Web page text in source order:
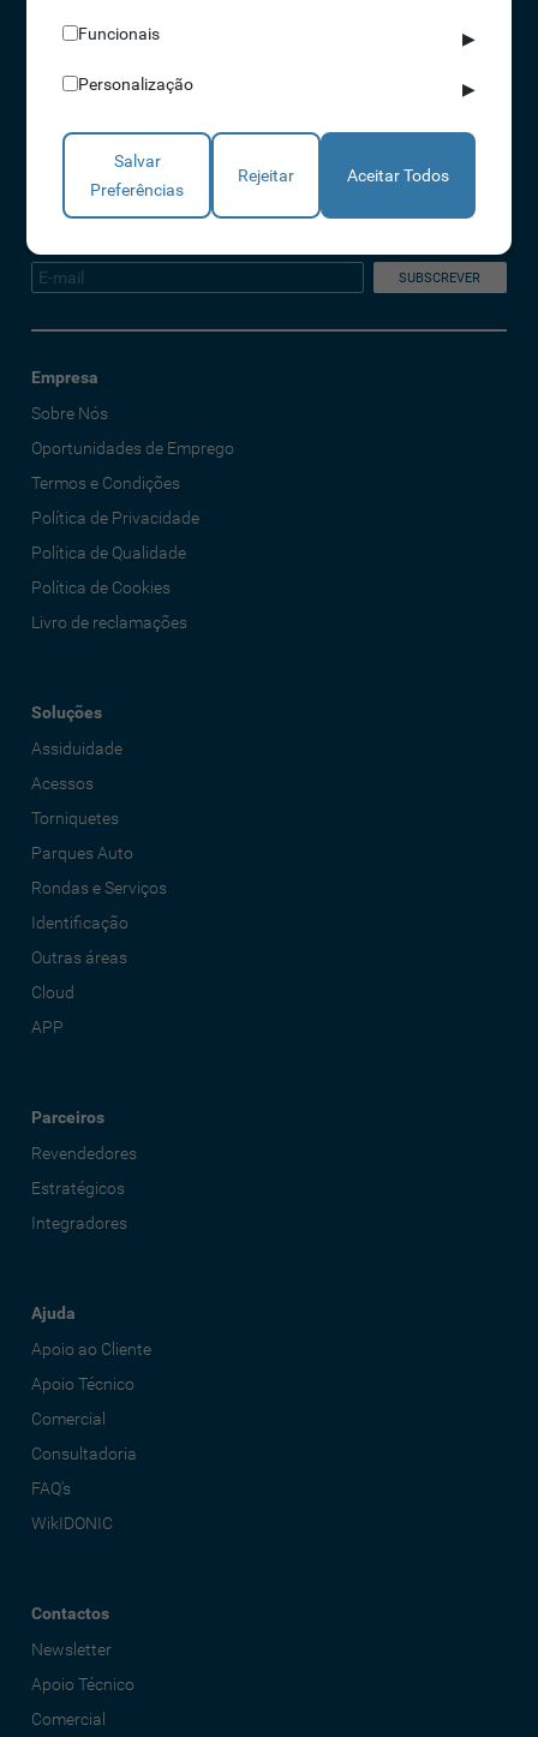
A IDONIC assegura que os dados fornecidos são apenas tratados pela
empresa, de forma segura e confidencial. Mais informações referentes à
Política de Privacidade
Empresa
Sobre Nós
Oportunidades de Emprego
Termos e Condições
Política de Privacidade
Política de Qualidade
Política de Cookies
Livro de reclamações
Soluções
Assiduidade
Acessos
Torniquetes
Parques Auto
Rondas e Serviços
Identificação
Outras áreas
Cloud
APP
Parceiros
Revendedores
Estratégicos
Integradores
Ajuda
Apoio ao Cliente
Apoio Técnico
Comercial
Consultadoria
FAQ's
WikIDONIC
Contactos
Newsletter
Apoio Técnico
Comercial
Funcionais ▶
Personalização ▶
Salvar
Preferências
Rejeitar Aceitar Todos